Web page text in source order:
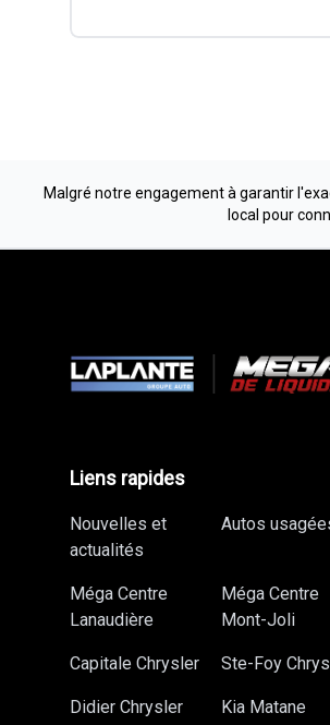
Malgré notre engagement à garantir
local pour
Liens rapides
Nouvelles et
actualités
Autos
Méga Centre
Lanaudière
Méga Centre
Mont-Joli
Capitale Chrysler Ste-Foy
Didier Chrysler Kia Matane